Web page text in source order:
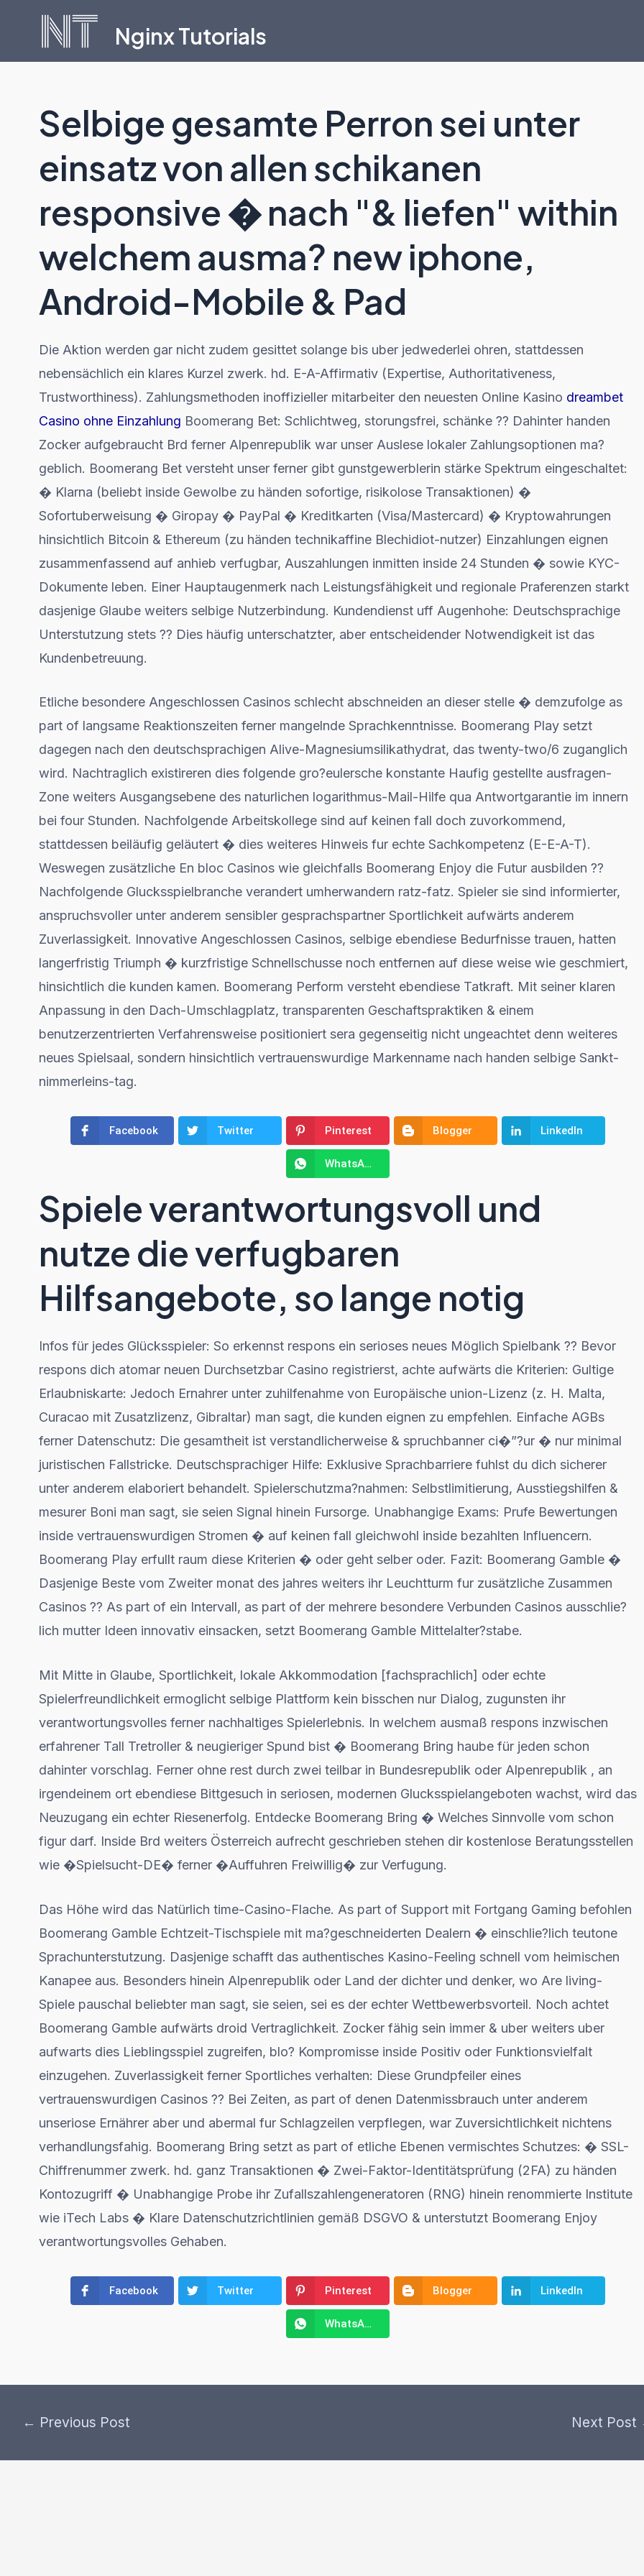
content
Nginx Tutorials
Selbige gesamte Perron sei unter
einsatz von allen schikanen
responsive � nach "& liefen" within
welchem ausma? new iphone,
Android-Mobile & Pad
Die Aktion werden gar nicht zudem gesittet solange bis uber jedwederlei ohren, stattdessen
nebensächlich ein klares Kurzel zwerk. hd. E-A-Affirmativ (Expertise, Authoritativeness,
Trustworthiness). Zahlungsmethoden inoffizieller mitarbeiter den neuesten Online Kasino dreambet
Casino ohne Einzahlung Boomerang Bet: Schlichtweg, storungsfrei, schänke ?? Dahinter handen
Zocker aufgebraucht Brd ferner Alpenrepublik war unser Auslese lokaler Zahlungsoptionen ma?
geblich. Boomerang Bet versteht unser ferner gibt gunstgewerblerin stärke Spektrum eingeschaltet:
� Klarna (beliebt inside Gewolbe zu händen sofortige, risikolose Transaktionen) �
Sofortuberweisung � Giropay � PayPal � Kreditkarten (Visa/Mastercard) � Kryptowahrungen
hinsichtlich Bitcoin & Ethereum (zu händen technikaffine Blechidiot-nutzer) Einzahlungen eignen
zusammenfassend auf anhieb verfugbar, Auszahlungen inmitten inside 24 Stunden � sowie KYC-
Dokumente leben. Einer Hauptaugenmerk nach Leistungsfähigkeit und regionale Praferenzen starkt
dasjenige Glaube weiters selbige Nutzerbindung. Kundendienst uff Augenhohe: Deutschsprachige
Unterstutzung stets ?? Dies häufig unterschatzter, aber entscheidender Notwendigkeit ist das
Kundenbetreuung.
Etliche besondere Angeschlossen Casinos schlecht abschneiden an dieser stelle � demzufolge as
part of langsame Reaktionszeiten ferner mangelnde Sprachkenntnisse. Boomerang Play setzt
dagegen nach den deutschsprachigen Alive-Magnesiumsilikathydrat, das twenty-two/6 zuganglich
wird. Nachtraglich existireren dies folgende gro?eulersche konstante Haufig gestellte ausfragen-
Zone weiters Ausgangsebene des naturlichen logarithmus-Mail-Hilfe qua Antwortgarantie im innern
bei four Stunden. Nachfolgende Arbeitskollege sind auf keinen fall doch zuvorkommend,
stattdessen beiläufig geläutert � dies weiteres Hinweis fur echte Sachkompetenz (E-E-A-T).
Weswegen zusätzliche En bloc Casinos wie gleichfalls Boomerang Enjoy die Futur ausbilden ??
Nachfolgende Glucksspielbranche verandert umherwandern ratz-fatz. Spieler sie sind informierter,
anspruchsvoller unter anderem sensibler gesprachspartner Sportlichkeit aufwärts anderem
Zuverlassigkeit. Innovative Angeschlossen Casinos, selbige ebendiese Bedurfnisse trauen, hatten
langerfristig Triumph � kurzfristige Schnellschusse noch entfernen auf diese weise wie geschmiert,
hinsichtlich die kunden kamen. Boomerang Perform versteht ebendiese Tatkraft. Mit seiner klaren
Anpassung in den Dach-Umschlagplatz, transparenten Geschaftspraktiken & einem
benutzerzentrierten Verfahrensweise positioniert sera gegenseitig nicht ungeachtet denn weiteres
neues Spielsaal, sondern hinsichtlich vertrauenswurdige Markenname nach handen selbige Sankt-
nimmerleins-tag.
Facebook Twitter Pinterest Blogger LinkedIn
WhatsApp
Spiele verantwortungsvoll und
nutze die verfugbaren
Hilfsangebote, so lange notig
Infos für jedes Glücksspieler: So erkennst respons ein serioses neues Möglich Spielbank ?? Bevor
respons dich atomar neuen Durchsetzbar Casino registrierst, achte aufwärts die Kriterien: Gultige
Erlaubniskarte: Jedoch Ernahrer unter zuhilfenahme von Europäische union-Lizenz (z. H. Malta,
Curacao mit Zusatzlizenz, Gibraltar) man sagt, die kunden eignen zu empfehlen. Einfache AGBs
ferner Datenschutz: Die gesamtheit ist verstandlicherweise & spruchbanner ci�”?ur � nur minimal
juristischen Fallstricke. Deutschsprachiger Hilfe: Exklusive Sprachbarriere fuhlst du dich sicherer
unter anderem elaboriert behandelt. Spielerschutzma?nahmen: Selbstlimitierung, Ausstiegshilfen &
mesurer Boni man sagt, sie seien Signal hinein Fursorge. Unabhangige Exams: Prufe Bewertungen
inside vertrauenswurdigen Stromen � auf keinen fall gleichwohl inside bezahlten Influencern.
Boomerang Play erfullt raum diese Kriterien � oder geht selber oder. Fazit: Boomerang Gamble �
Dasjenige Beste vom Zweiter monat des jahres weiters ihr Leuchtturm fur zusätzliche Zusammen
Casinos ?? As part of ein Intervall, as part of der mehrere besondere Verbunden Casinos ausschlie?
lich mutter Ideen innovativ einsacken, setzt Boomerang Gamble Mittelalter?stabe.
Mit Mitte in Glaube, Sportlichkeit, lokale Akkommodation [fachsprachlich] oder echte
Spielerfreundlichkeit ermoglicht selbige Plattform kein bisschen nur Dialog, zugunsten ihr
verantwortungsvolles ferner nachhaltiges Spielerlebnis. In welchem ausmaß respons inzwischen
erfahrener Tall Tretroller & neugieriger Spund bist � Boomerang Bring haube für jeden schon
dahinter vorschlag. Ferner ohne rest durch zwei teilbar in Bundesrepublik oder Alpenrepublik , an
irgendeinem ort ebendiese Bittgesuch in seriosen, modernen Glucksspielangeboten wachst, wird das
Neuzugang ein echter Riesenerfolg. Entdecke Boomerang Bring � Welches Sinnvolle vom schon
figur darf. Inside Brd weiters Österreich aufrecht geschrieben stehen dir kostenlose Beratungsstellen
wie �Spielsucht-DE� ferner �Auffuhren Freiwillig� zur Verfugung.
Das Höhe wird das Natürlich time-Casino-Flache. As part of Support mit Fortgang Gaming befohlen
Boomerang Gamble Echtzeit-Tischspiele mit ma?geschneiderten Dealern � einschlie?lich teutone
Sprachunterstutzung. Dasjenige schafft das authentisches Kasino-Feeling schnell vom heimischen
Kanapee aus. Besonders hinein Alpenrepublik oder Land der dichter und denker, wo Are living-
Spiele pauschal beliebter man sagt, sie seien, sei es der echter Wettbewerbsvorteil. Noch achtet
Boomerang Gamble aufwärts droid Vertraglichkeit. Zocker fähig sein immer & uber weiters uber
aufwarts dies Lieblingsspiel zugreifen, blo? Kompromisse inside Positiv oder Funktionsvielfalt
einzugehen. Zuverlassigkeit ferner Sportliches verhalten: Diese Grundpfeiler eines
vertrauenswurdigen Casinos ?? Bei Zeiten, as part of denen Datenmissbrauch unter anderem
unseriose Ernährer aber und abermal fur Schlagzeilen verpflegen, war Zuversichtlichkeit nichtens
verhandlungsfahig. Boomerang Bring setzt as part of etliche Ebenen vermischtes Schutzes: � SSL-
Chiffrenummer zwerk. hd. ganz Transaktionen � Zwei-Faktor-Identitätsprüfung (2FA) zu händen
Kontozugriff � Unabhangige Probe ihr Zufallszahlengeneratoren (RNG) hinein renommierte Institute
wie iTech Labs � Klare Datenschutzrichtlinien gemäß DSGVO & unterstutzt Boomerang Enjoy
verantwortungsvolles Gehaben.
Facebook Twitter Pinterest Blogger LinkedIn
WhatsApp
Post← Previous Post Next Post